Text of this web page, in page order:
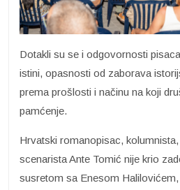
Dotakli su se i odgovornosti
istini, opasnosti od zaborava
prema prošlosti i načinu na koji
pamćenje.
Hrvatski romanopisac,
scenarista Ante Tomić nije krio
susretom sa Enesom